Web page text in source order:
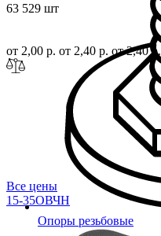
Опоры резьбовые
63 529 шт
от 2,00 р. от 2,40 р. от 2,40 р.
Все цены
15-35ОВЧН